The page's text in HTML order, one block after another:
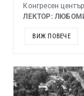
Конгресен
ЛЕКТОР:
ВИЖ ПОВЕЧЕ